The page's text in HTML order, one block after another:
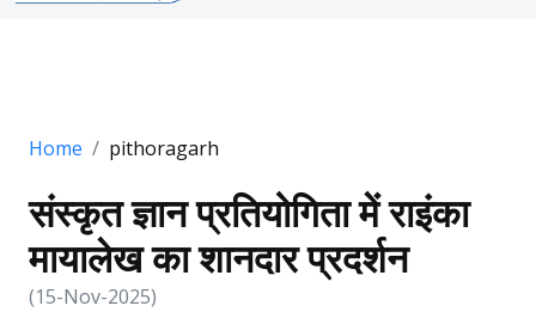
Home pithoragarh
संस्कृत ज्ञान प्रतियोगिता में राइंका
मायालेख का शानदार प्रदर्शन
(15-Nov-2025)